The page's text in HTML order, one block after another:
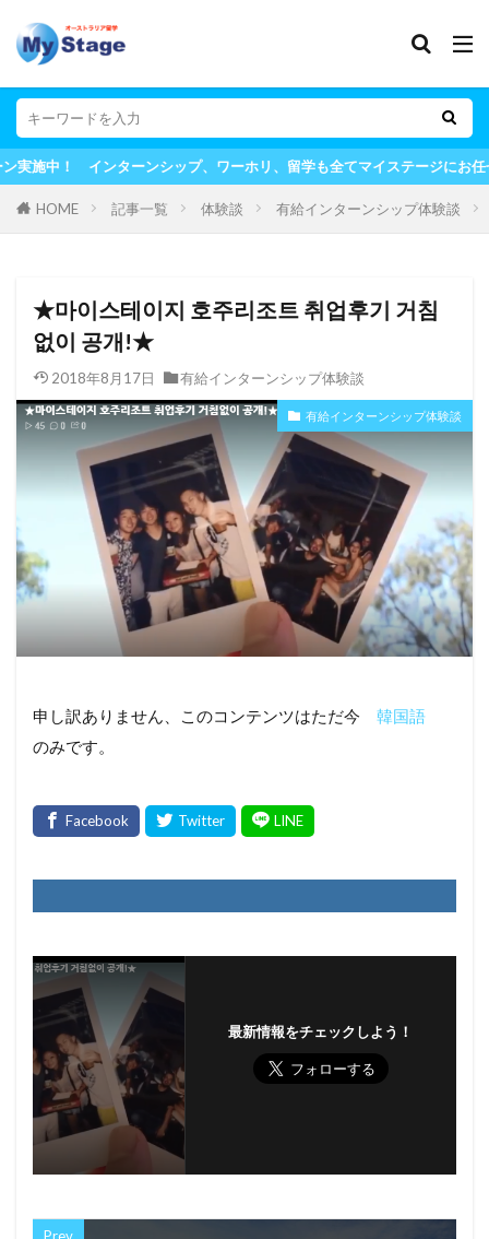
ンターンシップ、ワーホリ、留学も全てマイステージにお任せ！
HOME 記事一覧 体験談 有給インターンシップ体験談
★마이스테이지 호주리조트 취업후기 거침
없이 공개!★
2018年8月17日 有給インターンシップ体験談
有給インターンシップ体験談
申し訳ありません、このコンテンツはただ今 韓国語
のみです。
最新情報をチェックしよう！